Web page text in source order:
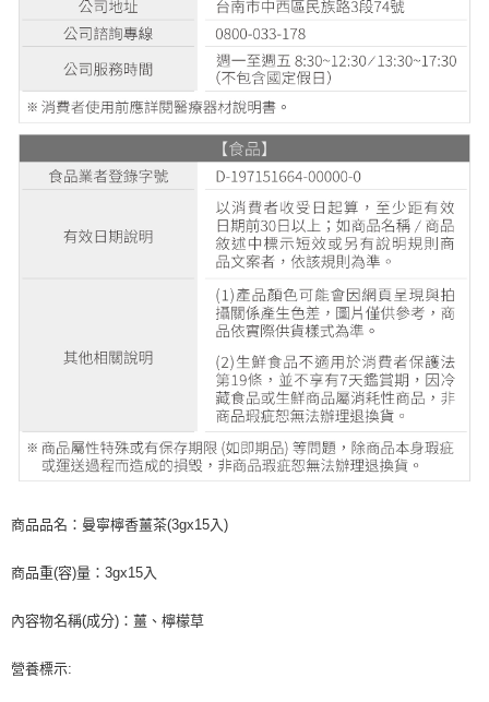
商品品名：曼寧檸香薑茶(3gx15入)
商品重(容)量：3gx15入
內容物名稱(成分)：薑、檸檬草
營養標示: